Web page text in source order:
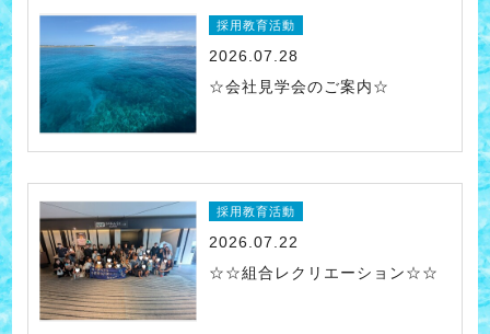
採用教育活動
2026.07.28
☆会社見学会のご案内☆
採用教育活動
2026.07.22
☆☆組合レクリエーション☆☆